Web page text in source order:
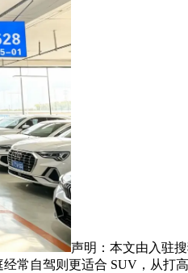
声明：本文由入驻
常自驾则更适合 SUV，从